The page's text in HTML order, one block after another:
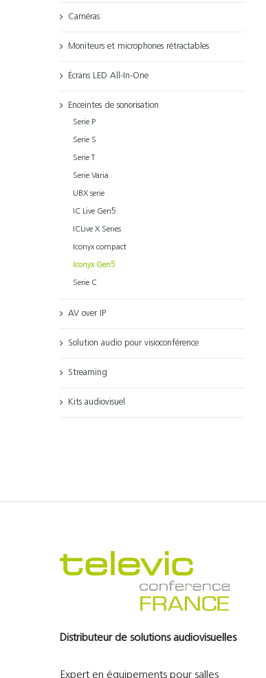
Caméras
Moniteurs et microphones rétractables
Écrans LED All-In-One
Enceintes de sonorisation
Serie P
Serie S
Serie T
Serie Varia
UBX serie
IC Live Gen5
ICLive X Series
Iconyx compact
Iconyx Gen5
Serie C
AV over IP
Solution audio pour visioconférence
Streaming
Kits audiovisuel
Distributeur de solutions audiovisuelles
Expert en équipements pour salles